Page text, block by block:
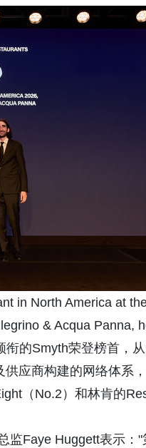
in North America at
& Acqua Panna,
的Smyth荣登榜首，
应商构建的网络体系
（No.2）和林肯的
监Faye Huggett表示：